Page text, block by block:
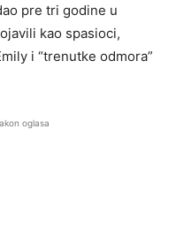
pre tri godine u
kao spasioci,
i “trenutke odmora”
oglasa